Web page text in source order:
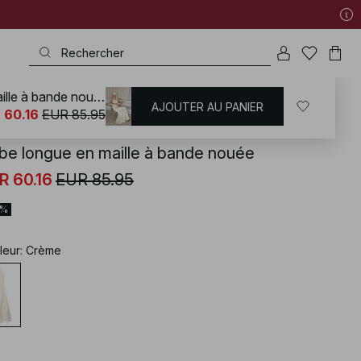
/ Robes / Robe ras de cou
longue en maille à bande nouée
60.16 EUR 85.95
: Crème
Robe longue en maille à bande nouée
60.16 EUR 85.95 AJOUTER AU PANIER